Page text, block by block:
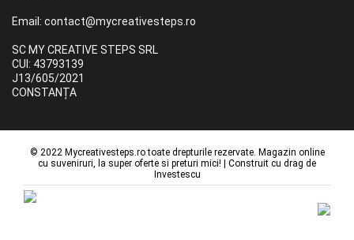
Email: contact@mycreativesteps.ro
SC MY CREATIVE STEPS SRL
CUI: 43793139
J13/605/2021
CONSTANȚA
© 2022 Mycreativesteps.ro toate drepturile rezervate. Magazin online
cu suveniruri, la super oferte si preturi mici! | Construit cu drag de
Investescu